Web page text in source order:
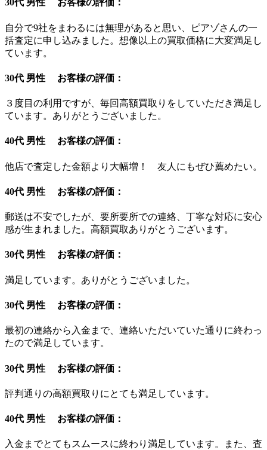
30代 男性 お客様の評価：
自分で9社をまわるには無理があると思い、ピアゾさんの一
括査定に申し込みました。想像以上の買取価格に大変満足し
ています。
30代 男性 お客様の評価：
３度目の利用ですが、毎回高額買取りをしていただき満足し
ています。ありがとうございました。
40代 男性 お客様の評価：
他店で査定した金額より大幅増！ 友人にもぜひ薦めたい。
40代 男性 お客様の評価：
郵送は不安でしたが、要所要所での連絡、丁寧な対応に安心
感が生まれました。高額買取ありがとうございます。
30代 男性 お客様の評価：
満足しています。ありがとうございました。
30代 男性 お客様の評価：
最初の連絡から入金まで、連絡いただいていた通りに終わっ
たので満足しています。
30代 男性 お客様の評価：
評判通りの高額買取りにとても満足しています。
40代 男性 お客様の評価：
入金までとてもスムースに終わり満足しています。また、査